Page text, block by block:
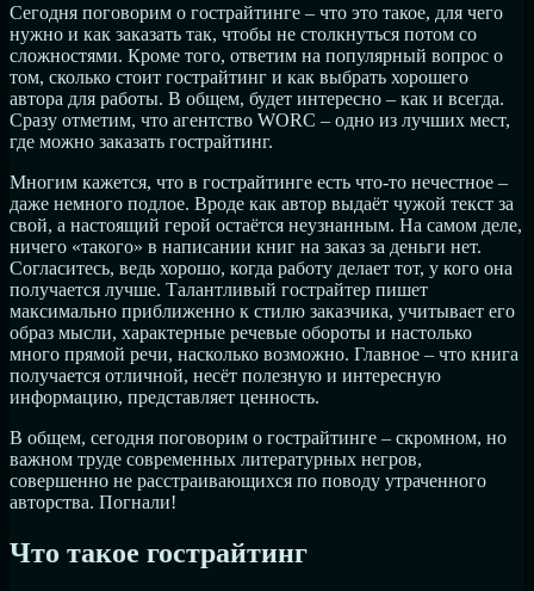
Сегодня поговорим о гострайтинге – что это такое, для чего
нужно и как заказать так, чтобы не столкнуться потом со
сложностями. Кроме того, ответим на популярный вопрос о
том, сколько стоит гострайтинг и как выбрать хорошего
автора для работы. В общем, будет интересно – как и всегда.
Сразу отметим, что агентство WORC – одно из лучших мест,
где можно заказать гострайтинг.
Многим кажется, что в гострайтинге есть что-то нечестное –
даже немного подлое. Вроде как автор выдаёт чужой текст за
свой, а настоящий герой остаётся неузнанным. На самом деле,
ничего «такого» в написании книг на заказ за деньги нет.
Согласитесь, ведь хорошо, когда работу делает тот, у кого она
получается лучше. Талантливый гострайтер пишет
максимально приближенно к стилю заказчика, учитывает его
образ мысли, характерные речевые обороты и настолько
много прямой речи, насколько возможно. Главное – что книга
получается отличной, несёт полезную и интересную
информацию, представляет ценность.
В общем, сегодня поговорим о гострайтинге – скромном, но
важном труде современных литературных негров,
совершенно не расстраивающихся по поводу утраченного
авторства. Погнали!
Что такое гострайтинг